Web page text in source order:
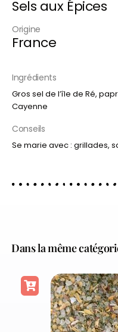
Sels aux Épices
Origine
France
Ingrédients
Gros sel de l’île de Ré,
Cayenne
Conseils
Se marie avec : grillades,
Dans la même